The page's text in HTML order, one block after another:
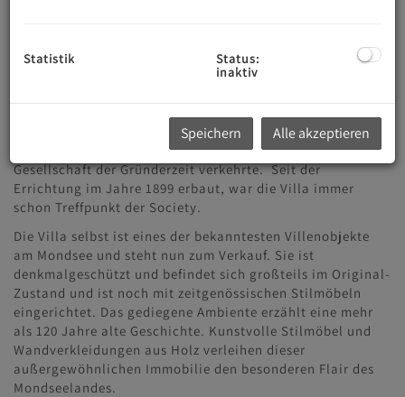
sind legendär. Sie war auf der ganzen Welt zuhause und
sang an der Met, in Bayreuth, Paris, London und Berlin.
Unter anderem war sie Mitbegründerin des Salzburger
Mozarteums, das sie Zeit ihres Lebens großzügig
Die Villa Lehmann ist ein absolutes Juwel, in dem die feine
Gesellschaft der Gründerzeit verkehrte. Seit der
Errichtung im Jahre 1899 erbaut, war die Villa immer
schon Treffpunkt der Society.
Die Villa selbst ist eines der bekanntesten Villenobjekte
am Mondsee und steht nun zum Verkauf. Sie ist
denkmalgeschützt und befindet sich großteils im Original-
Zustand und ist noch mit zeitgenössischen Stilmöbeln
eingerichtet. Das gediegene Ambiente erzählt eine mehr
als 120 Jahre alte Geschichte. Kunstvolle Stilmöbel und
Wandverkleidungen aus Holz verleihen dieser
außergewöhnlichen Immobilie den besonderen Flair des
Mondseelandes.
Statistik
Status:
inaktiv
Speichern Alle akzeptieren